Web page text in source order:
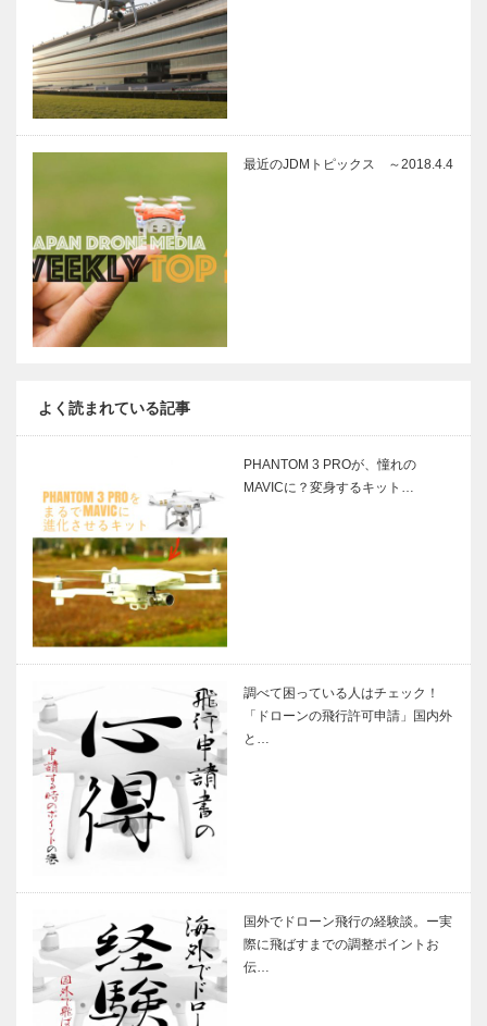
最近のJDMトピックス ～2018.4.4
よく読まれている記事
PHANTOM 3 PROが、憧れの
MAVICに？変身するキット…
調べて困っている人はチェック！
「ドローンの飛行許可申請」国内外
と…
国外でドローン飛行の経験談。ー実
際に飛ばすまでの調整ポイントお
伝…